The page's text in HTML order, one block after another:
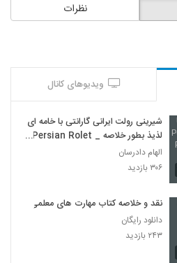
نظرات
ویدیوهای کانال
شیرینی رولت ایرانی گارانتی با خامه ای
لذیذ بطور خلاصه Persian Rolet _
Episode 38 short cut
الهام دادرسان
۳۰۶ بازدید
نقد و خلاصه کتاب مهارت های معلمی
دانلود رایگان
۲۴۳ بازدید